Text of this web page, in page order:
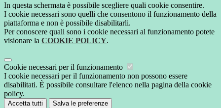
In questa schermata è possibile scegliere quali cookie consentire.
I cookie necessari sono quelli che consentono il funzionamento della
piattaforma e non è possibile disabilitarli.
Per conoscere quali sono i cookie necessari al funzionamento potete
visionare la COOKIE POLICY.
Cookie necessari per il funzionamento
I cookie necessari per il funzionamento non possono essere
disabilitati. È possibile consultare l'elenco nella pagina della cookie
policy.
Accetta tutti Salva le preferenze